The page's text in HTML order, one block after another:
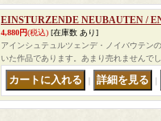
EINSTURZENDE NEUBAUTEN /
4,880円(税込) [在庫数 あり]
アインシュテュルツェンデ・ノイバウテン
いた作品であります。あまり売れませんで